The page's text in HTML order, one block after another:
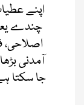
اپنے
چندے
اصلاحی،
آمدنی
جا سکتا